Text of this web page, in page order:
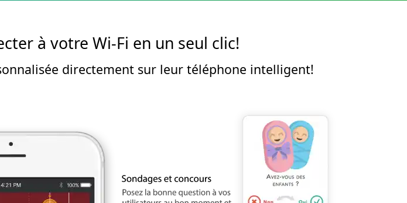
à votre Wi-Fi en un seul clic!
directement sur leur téléphone intelligent!